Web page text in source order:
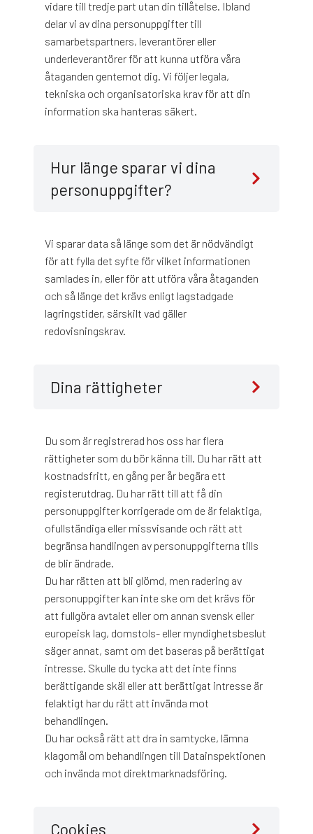
vidare till tredje part utan din tillåtelse. Ibland
delar vi av dina personuppgifter till
samarbetspartners, leverantörer eller
underleverantörer för att kunna utföra våra
åtaganden gentemot dig. Vi följer legala,
tekniska och organisatoriska krav för att din
information ska hanteras säkert.
Hur länge sparar vi dina
personuppgifter?
Vi sparar data så länge som det är nödvändigt
för att fylla det syfte för vilket informationen
samlades in, eller för att utföra våra åtaganden
och så länge det krävs enligt lagstadgade
lagringstider, särskilt vad gäller
redovisningskrav.
Dina rättigheter
Du som är registrerad hos oss har flera
rättigheter som du bör känna till. Du har rätt att
kostnadsfritt, en gång per år begära ett
registerutdrag. Du har rätt till att få din
personuppgifter korrigerade om de är felaktiga,
ofullständiga eller missvisande och rätt att
begränsa handlingen av personuppgifterna tills
de blir ändrade.
Du har rätten att bli glömd, men radering av
personuppgifter kan inte ske om det krävs för
att fullgöra avtalet eller om annan svensk eller
europeisk lag, domstols- eller myndighetsbeslut
säger annat, samt om det baseras på berättigat
intresse. Skulle du tycka att det inte finns
berättigande skäl eller att berättigat intresse är
felaktigt har du rätt att invända mot
behandlingen.
Du har också rätt att dra in samtycke, lämna
klagomål om behandlingen till Datainspektionen
och invända mot direktmarknadsföring.
Cookies